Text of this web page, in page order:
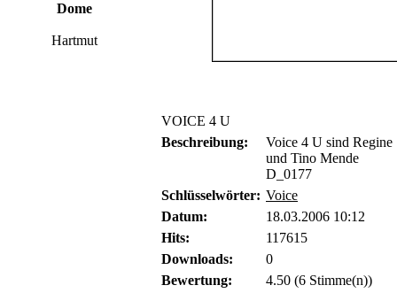
Dome
Hartmut
VOICE 4 U
Beschreibung:
Voice 4 U sind
und Tino Mende
D_0177
Schlüsselwörter: Voice
Datum:
18.03.2006 10:12
Hits:
117615
Downloads:
0
Bewertung:
4.50 (6 Stimme(n))